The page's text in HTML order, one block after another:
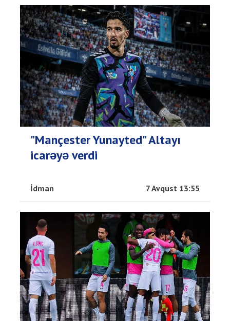
"Mançester Yunayted" Altayı
icarəyə verdi
İdman 7 Avqust 13:55